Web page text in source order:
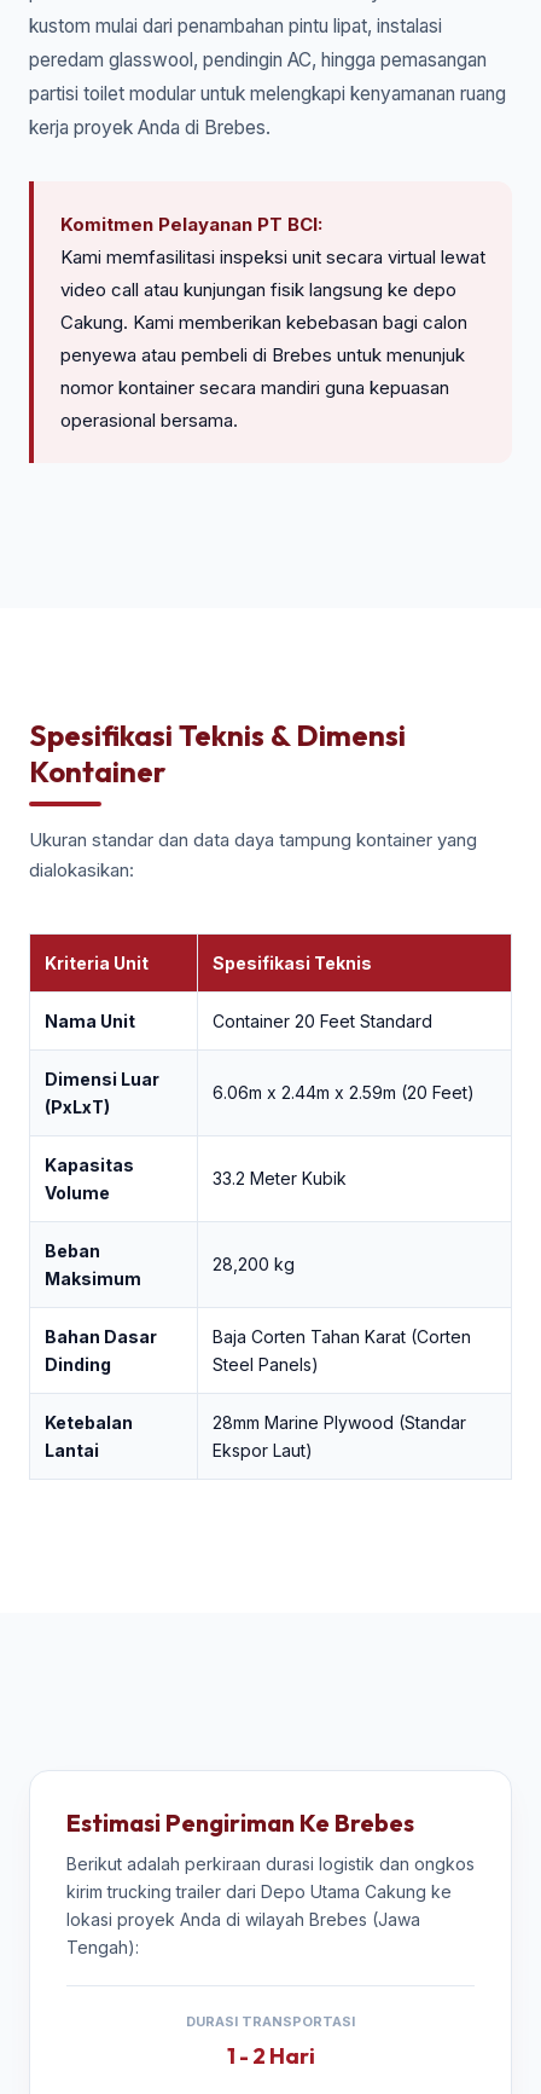
kustom mulai dari penambahan pintu lipat, instalasi
peredam glasswool, pendingin AC, hingga pemasangan
partisi toilet modular untuk melengkapi kenyamanan ruang
kerja proyek Anda di Brebes.
Komitmen Pelayanan PT BCI:
Kami memfasilitasi inspeksi unit secara virtual lewat
video call atau kunjungan fisik langsung ke depo
Cakung. Kami memberikan kebebasan bagi calon
penyewa atau pembeli di Brebes untuk menunjuk
nomor kontainer secara mandiri guna kepuasan
operasional bersama.
Spesifikasi Teknis & Dimensi
Kontainer
Ukuran standar dan data daya tampung kontainer yang
dialokasikan:
Kriteria Unit Spesifikasi Teknis
Nama Unit Container 20 Feet Standard
Dimensi Luar
(PxLxT)
6.06m x 2.44m x 2.59m (20 Feet)
Kapasitas
Volume
33.2 Meter Kubik
Beban
Maksimum
28,200 kg
Bahan Dasar
Dinding
Baja Corten Tahan Karat (Corten
Steel Panels)
Ketebalan
Lantai
28mm Marine Plywood (Standar
Ekspor Laut)
Estimasi Pengiriman Ke Brebes
Berikut adalah perkiraan durasi logistik dan ongkos
kirim trucking trailer dari Depo Utama Cakung ke
lokasi proyek Anda di wilayah Brebes (Jawa
Tengah):
DURASI TRANSPORTASI
1 - 2 Hari